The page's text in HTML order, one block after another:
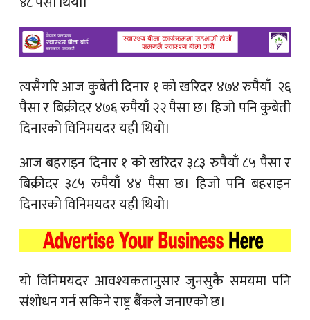
त्यसैगरि आज कुबेती दिनार १ को खरिदर ४७४ रुपैयाँ २६
पैसा र बिक्रीदर ४७६ रुपैयाँ २२ पैसा छ। हिजो पनि कुबेती
दिनारको विनिमयदर यही थियो।
आज बहराइन दिनार १ को खरिदर ३८३ रुपैयाँ ८५ पैसा र
बिक्रीदर ३८५ रुपैयाँ ४४ पैसा छ। हिजो पनि बहराइन
दिनारको विनिमयदर यही थियो।
यो विनिमयदर आवश्यकतानुसार जुनसुकै समयमा पनि
संशोधन गर्न सकिने राष्ट्र बैंकले जनाएको छ।